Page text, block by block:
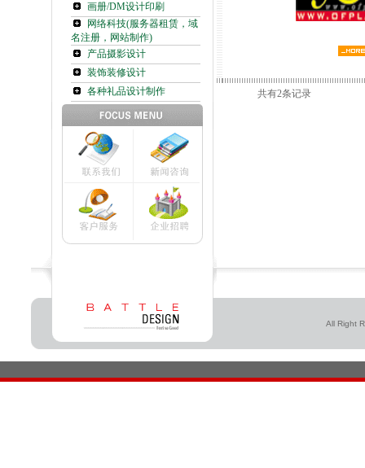
画册/DM设计印刷
网络科技(服务器租赁，域
名注册，网站制作)
产品摄影设计
装饰装修设计
各种礼品设计制作
共有2条记录
All Right